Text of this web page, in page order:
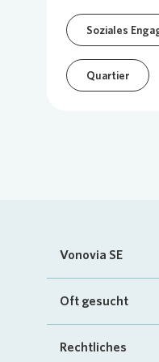
Soziales
Quartier
Vonovia SE
Startseite
Oft gesucht
FAQ
Rechtliches